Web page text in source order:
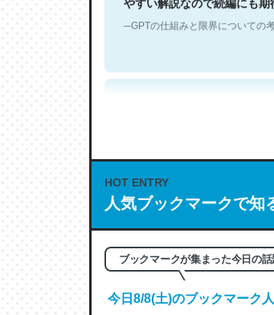
─GPTの仕組みと限界についての
これは良記事。32768トーク
の伏線」は回収されないけど
やすく強くなりそう
HOT ENTRY
人気ブックマークで知
ブックマークが集まった今日の話
今日8/8(土)のブックマーク